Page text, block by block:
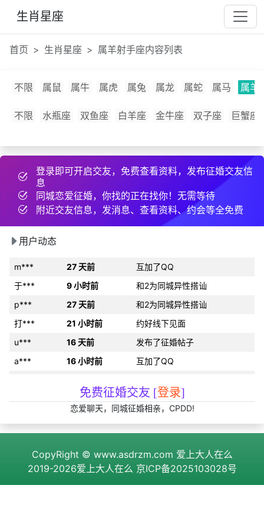
生肖星座
首页 生肖星座 属羊射手座内容列表
不限 属鼠 属牛 属虎 属兔 属龙 属蛇 属马 属羊
不限 水瓶座 双鱼座 白羊座 金牛座 双子座 巨蟹座
登录即可开启交友，免费查看资料，发布征婚交友信
息
同城恋爱征婚，你找的正在找你！无需等待
附近交友信息，发消息、查看资料、约会等全免费
用户动态
r*** 1 天前
互加了微信
次***
1 小时前
发布了cpdd信息
在***
21 天前
互加了QQ
96***
m***
27 天前
互加了QQ
于***
9 小时前
和2为同城异性搭讪
p***
27 天前
和2为同城异性搭讪
打***
21 小时前
约好线下见面
u***
16 天前
发布了征婚帖子
a***
16 小时前
互加了QQ
9 小时前
分享约会经验
3 小时前
分享约会经验
5k***
17 小时前
约好线下见面
6m***
21 天前
和2为同城异性搭讪
51***
刚刚
发布了cpdd信息
打***
a***
16 小时前
互加了QQ
5y***
9 小时前
分享约会经验
95***
3 小时前
分享约会经验
51***
刚刚 发布了cpdd信息
免费征婚交友 [登录]
恋爱聊天，同城征婚相亲，CPDD!
CopyRight © www.asdrzm.com 爱上大人在么
2019-2026爱上大人在么 京ICP备2025103028号